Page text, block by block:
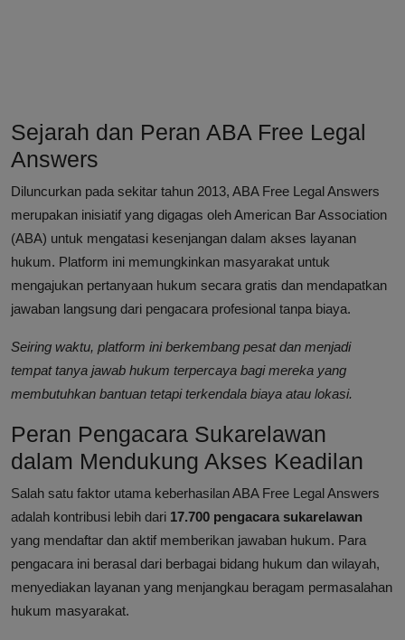
Sejarah dan Peran ABA Free Legal
Answers
Diluncurkan pada sekitar tahun 2013, ABA Free Legal Answers
merupakan inisiatif yang digagas oleh American Bar Association
(ABA) untuk mengatasi kesenjangan dalam akses layanan
hukum. Platform ini memungkinkan masyarakat untuk
mengajukan pertanyaan hukum secara gratis dan mendapatkan
jawaban langsung dari pengacara profesional tanpa biaya.
Seiring waktu, platform ini berkembang pesat dan menjadi
tempat tanya jawab hukum terpercaya bagi mereka yang
membutuhkan bantuan tetapi terkendala biaya atau lokasi.
Peran Pengacara Sukarelawan
dalam Mendukung Akses Keadilan
Salah satu faktor utama keberhasilan ABA Free Legal Answers
adalah kontribusi lebih dari 17.700 pengacara sukarelawan
yang mendaftar dan aktif memberikan jawaban hukum. Para
pengacara ini berasal dari berbagai bidang hukum dan wilayah,
menyediakan layanan yang menjangkau beragam permasalahan
hukum masyarakat.